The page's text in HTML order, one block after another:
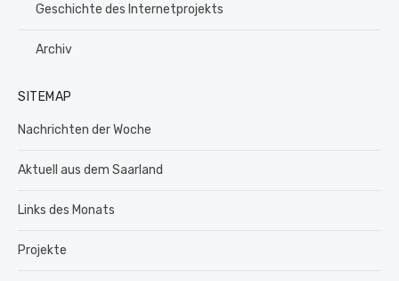
Geschichte des Internetprojekts
Archiv
SITEMAP
Nachrichten der Woche
Aktuell aus dem Saarland
Links des Monats
Projekte